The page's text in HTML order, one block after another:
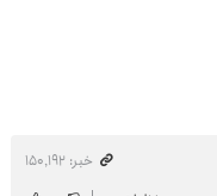
خبر: ۱۵۰٬۱۹۲